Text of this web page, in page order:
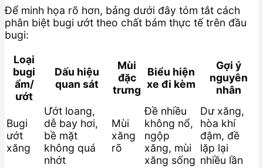
Để minh họa rõ hơn, bảng dưới đây tóm tắt cách
phân biệt bugi ướt theo chất bám thực tế trên đầu
bugi:
Loại
bugi
ẩm/
ướt
Dấu hiệu
quan sát
Mùi
đặc
trưng
Biểu hiện
xe đi kèm
Gợi ý
nguyên
nhân
Bugi
ướt
xăng
Ướt loang,
dễ bay hơi,
bề mặt
không quá
nhớt
Mùi
xăng
rõ
Đề nhiều
không nổ,
ngộp
xăng, mùi
xăng sống
Dư xăng,
hòa khí
đậm, đề
lặp lại
nhiều lần